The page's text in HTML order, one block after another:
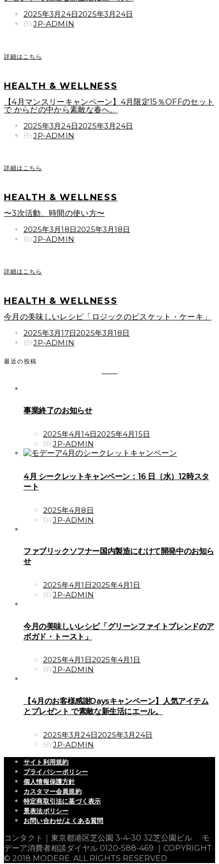
POSTED
ON
2025年3月24日2025年3月24日
BYJP-ADMIN
詳細はこちら
HEALTH & WELLNESS
【4月マンスリーキャンペーン】4月限定15％OFFのセット
で からだの中から素敵な春へ。
POSTED
ON
2025年3月24日2025年3月24日
BYJP-ADMIN
詳細はこちら
HEALTH & WELLNESS
〜3次活動、時間の使い方〜
POSTED
ON
2025年3月18日2025年3月18日
BYJP-ADMIN
詳細はこちら
HEALTH & WELLNESS
今月の美味しいレシピ「ロジックのビスケット・ケーキ」
POSTED
ON
2025年3月17日2025年3月18日
BYJP-ADMIN
最近の投稿
事業終了のお知らせ
POSTED
ON
2025年4月14日2025年4月15日
BYJP-ADMIN
4月 シークレットキャンペーン：16 日（水）12時スタ
ート
POSTED
ON
2025年4月8日
BYJP-ADMIN
ファブリックソフナー国内製造にむけて開発中のお知ら
せ
POSTED
ON
2025年4月1日2025年4月1日
BYJP-ADMIN
今月の美味しいレシピ「グリーンファイトブレンドのア
ボガド・トースト」
POSTED
ON
2025年4月1日2025年4月1日
BYJP-ADMIN
【4月のお客様感謝Daysキャンペーン】人気アイテム
とプレゼント で素敵な新生活にエール。
POSTED
ON
2025年3月24日2025年3月24日
BYJP-ADMIN
サイト利用規約
プライバシーポリシー
個人情報保護方針
カスタマー会員規約
特定商取引法に基づく表示
景表法ポリシー
お問い合わせ/よくある質問
コンタクト｜東京都港区芝公園 3-4-30 32芝公園ビル モ
デーア消費者相談ダイヤル 0120-588-469 ｜COPYRIGHT
© 2018 MODERE. ALL RIGHTS RESERVED